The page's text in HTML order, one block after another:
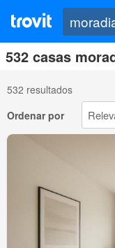
532 casas
532 resultados
Ordenar por